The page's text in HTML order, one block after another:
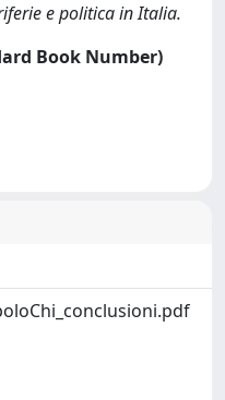
e politica in Italia.
Book Number)